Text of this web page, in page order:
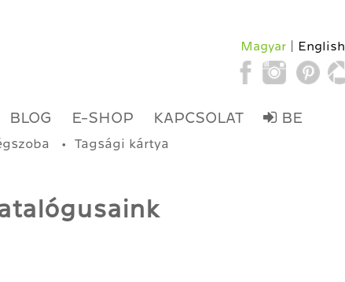
Magyar English
BLOG E-SHOP KAPCSOLAT BE
Tagsági kártya